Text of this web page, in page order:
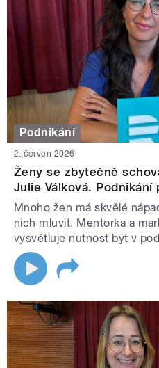
Podnikání
2. červen 2026
Ženy se zbytečně
Julie Válková.
Mnoho žen má skvělé
nich mluvit. Mentorka a
vysvětluje nutnost být v